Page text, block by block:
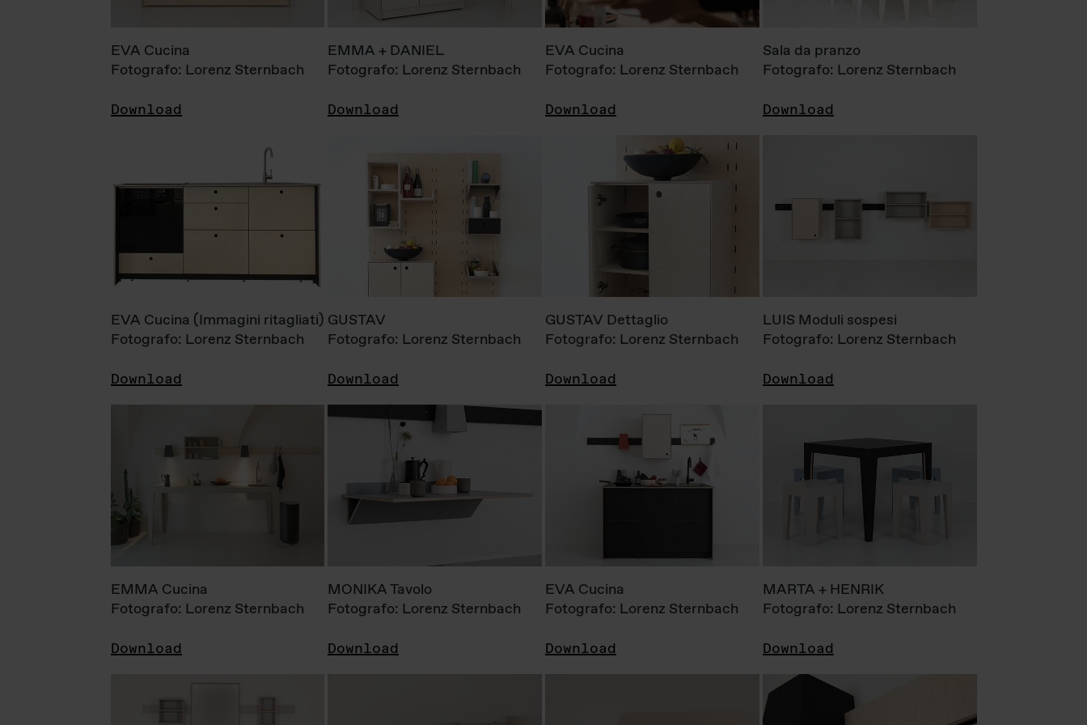
EVA Cucina
Fotografo: Lorenz Sternbach
Download
EMMA + DANIEL
Fotografo: Lorenz Sternbach
Download
EVA Cucina
Fotografo: Lorenz Sternbach
Download
Sala da pranzo
Fotografo: Lorenz Sternbach
Download
EVA Cucina (Immagini ritagliati)
Fotografo: Lorenz Sternbach
Download
GUSTAV
Fotografo: Lorenz Sternbach
Download
GUSTAV Dettaglio
Fotografo: Lorenz Sternbach
Download
LUIS Moduli sospesi
Fotografo: Lorenz Sternbach
Download
EMMA Cucina
Fotografo: Lorenz Sternbach
Download
MONIKA Tavolo
Fotografo: Lorenz Sternbach
Download
EVA Cucina
Fotografo: Lorenz Sternbach
Download
MARTA + HENRIK
Fotografo: Lorenz Sternbach
Download